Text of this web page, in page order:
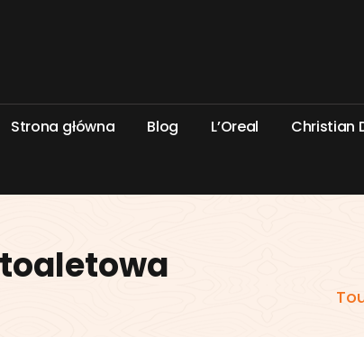
Strona główna Blog L’Oreal Christian